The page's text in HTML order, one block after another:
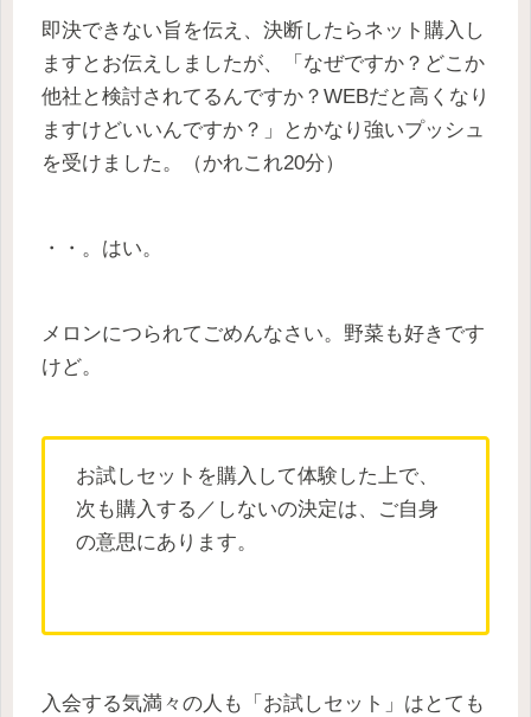
即決できない旨を伝え、決断したらネット購入し
ますとお伝えしましたが、「なぜですか？どこか
他社と検討されてるんですか？WEBだと高くなり
ますけどいいんですか？」とかなり強いプッシュ
を受けました。（かれこれ20分）
・・。はい。
メロンにつられてごめんなさい。野菜も好きです
けど。
お試しセットを購入して体験した上で、
次も購入する／しないの決定は、ご自身
の意思にあります。
入会する気満々の人も「お試しセット」はとても